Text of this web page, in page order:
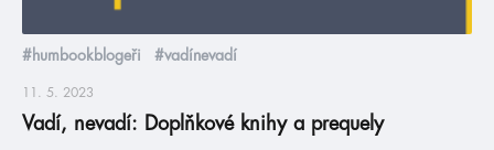
#humbookblogeři #vadínevadí
11. 5. 2023
Vadí, nevadí: Doplňkové knihy a prequely